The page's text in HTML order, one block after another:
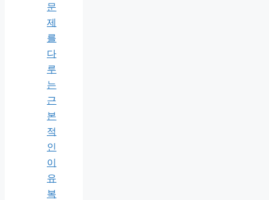
문
제
를
다
루
는
근
본
적
인
이
유
복